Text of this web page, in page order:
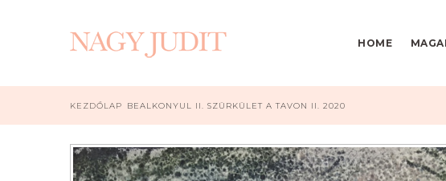
HOME
KEZDŐLAP BEALKONYUL II. SZÜRKÜLET A TAVON II. 2020